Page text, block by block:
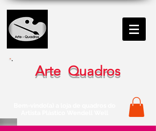
Arte Quadros